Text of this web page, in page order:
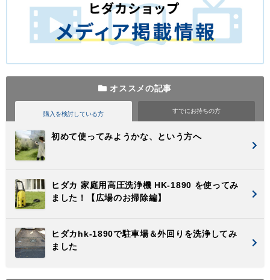
オススメの記事
購入を検討している方 すでにお持ちの方
初めて使ってみようかな、という方へ
ヒダカ 家庭用高圧洗浄機 HK-1890 を使ってみ
ました！【広場のお掃除編】
ヒダカhk-1890で駐車場＆外回りを洗浄してみ
ました